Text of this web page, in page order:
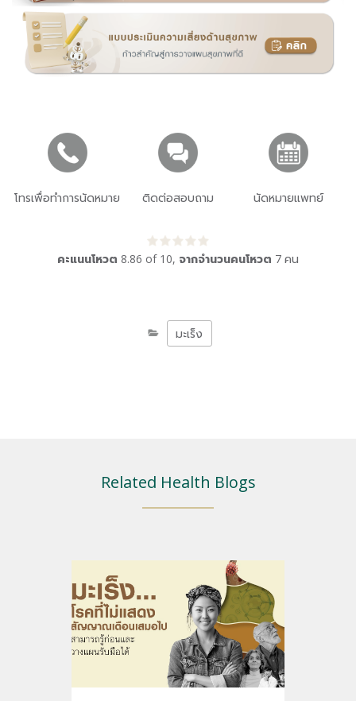
โทรเพื่อทำการนัดหมาย ติดต่อสอบถาม นัดหมายแพทย์
คะแนนโหวต 8.86 of 10, จากจำนวนคนโหวต 7 คน
มะเร็ง
Related Health Blogs